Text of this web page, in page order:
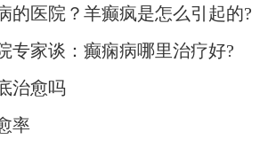
的医院？羊癫疯是怎么引起的?
专家谈：癫痫病哪里治疗好?
治愈吗
率